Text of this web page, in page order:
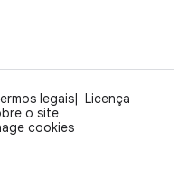
legais
Licença
o site
cookies